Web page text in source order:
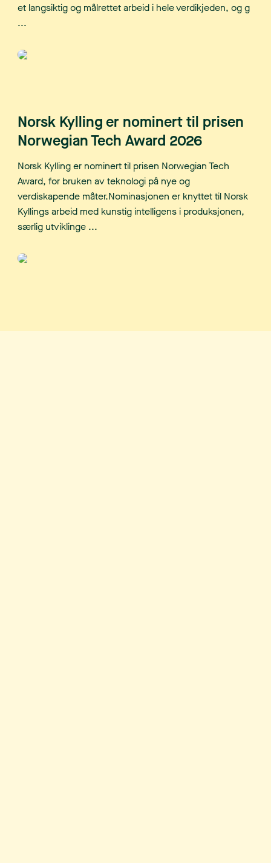
et langsiktig og målrettet arbeid i hele verdikjeden, og g
...
Norsk Kylling er nominert til prisen
Norwegian Tech Award 2026
Norsk Kylling er nominert til prisen Norwegian Tech
Award, for bruken av teknologi på nye og
verdiskapende måter.Nominasjonen er knyttet til Norsk
Kyllings arbeid med kunstig intelligens i produksjonen,
særlig utviklinge ...